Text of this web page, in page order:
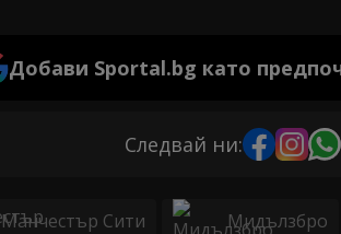
Добави Sportal.bg като
Следвай ни:
Манчестър Сити Мидълзбро